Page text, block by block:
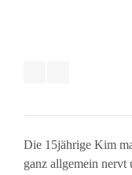
Die 15jährige Kim
ganz allgemein nervt